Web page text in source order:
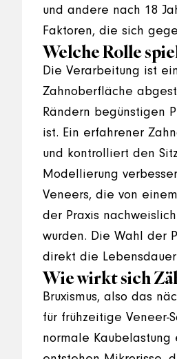
und andere nach 18
Faktoren, die sich
Welche Rolle
Die Verarbeitung ist
Zahnoberfläche
Rändern begünstigen
ist. Ein erfahrener
und kontrolliert den
Modellierung
Veneers, die von
der Praxis
wurden. Die Wahl der
direkt die
Wie wirkt sich
Bruxismus, also das
für frühzeitige
normale